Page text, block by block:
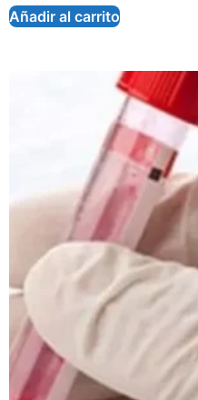
Añadir al carrito